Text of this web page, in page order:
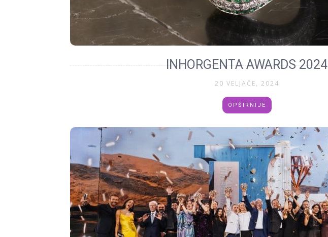
INHORGENTA AWARDS 2024
20 VELJAČE, 2024
OPŠIRNIJE